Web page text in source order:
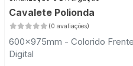
Cavalete Polionda
(0 avaliações)
600x975mm - Colorido
Digital